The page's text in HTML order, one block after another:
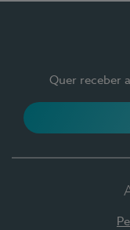
Quer receber